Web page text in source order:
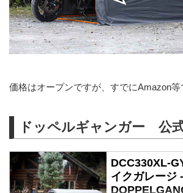
価格はオープンですが、すでにAmazon等
ドッペルギャンガー 公
DCC330XL-
イクガレージ -